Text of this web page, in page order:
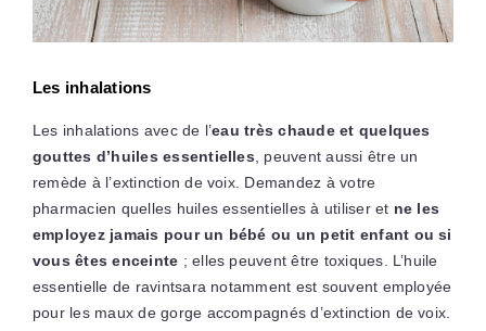
Les inhalations
Les inhalations avec de l’eau très chaude et quelques
gouttes d’huiles essentielles , peuvent aussi être un
remède à l’extinction de voix. Demandez à votre
pharmacien quelles huiles essentielles à utiliser et ne les
employez jamais pour un bébé ou un petit enfant ou si
vous êtes enceinte ; elles peuvent être toxiques. L’huile
essentielle de ravintsara notamment est souvent employée
pour les maux de gorge accompagnés d’extinction de voix.